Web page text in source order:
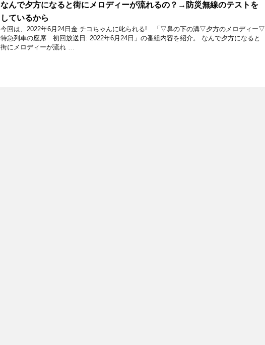
なんで夕方になると街にメロディーが流れるの？→防災無線のテストを
しているから
今回は、2022年6月24日金 チコちゃんに叱られる! 「▽鼻の下の溝▽夕方のメロディー▽
特急列車の座席 初回放送日: 2022年6月24日」の番組内容を紹介。 なんで夕方になると
街にメロディーが流れ …